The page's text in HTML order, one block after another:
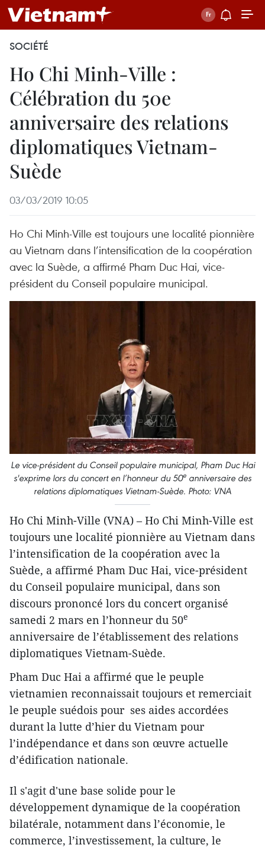
SOCIÉTÉ
Ho Chi Minh-Ville :
Célébration du 50e
anniversaire des relations
diplomatiques Vietnam-
Suède
03/03/2019 10:05
Ho Chi Minh-Ville est toujours une localité pionnière
au Vietnam dans l’intensification de la coopération
avec la Suède, a affirmé Pham Duc Hai, vice-
président du Conseil populaire municipal.
Le vice-président du Conseil populaire municipal, Pham Duc Hai
s'exprime lors du concert en l’honneur du 50e anniversaire des
relations diplomatiques Vietnam-Suède. Photo: VNA
Ho Chi Minh-Ville (VNA) – Ho Chi Minh-Ville est
toujours une localité pionnière au Vietnam dans
l’intensification de la coopération avec la
Suède, a affirmé Pham Duc Hai, vice-président
du Conseil populaire municipal, dans son
discours prononcé lors du concert organisé
samedi 2 mars en l’honneur du 50e
anniversaire de l’établissement des relations
diplomatiques Vietnam-Suède.
Pham Duc Hai a affirmé que le peuple
vietnamien reconnaissait toujours et remerciait
le peuple suédois pour ses aides accordées
durant la lutte d’hier du Vietnam pour
l’indépendance et dans son œuvre actuelle
d’édification nationale.
Il s'agit d'une base solide pour le
développement dynamique de la coopération
bilatérale, notamment dans l’économie, le
commerce, l’investissement, la culture, le